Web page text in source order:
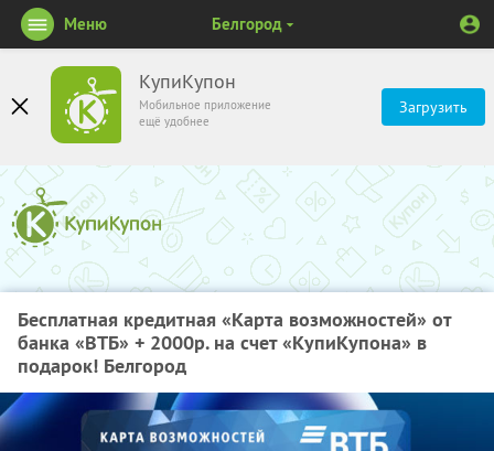
КупиКупон
Мобильное приложение
ещё удобнее
Загрузить
Меню Белгород
Бесплатная кредитная «Карта возможностей» от
банка «ВТБ» + 2000р. на счет «КупиКупона» в
подарок! Белгород